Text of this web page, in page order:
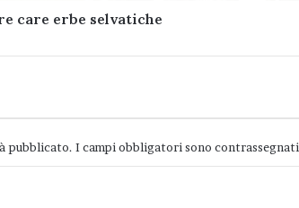
care erbe selvatiche
pubblicato. I campi obbligatori sono contrassegnati